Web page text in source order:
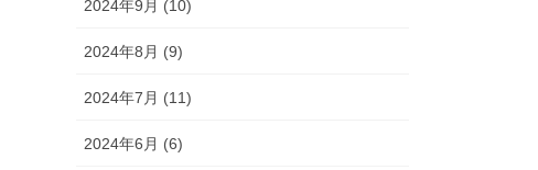
2024年9月 (10)
2024年8月 (9)
2024年7月 (11)
2024年6月 (6)